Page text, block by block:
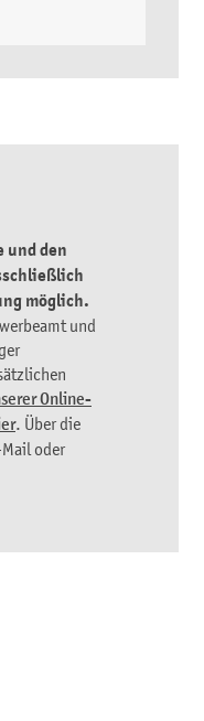
und den
möglich.
und
Online-
. Über die
oder